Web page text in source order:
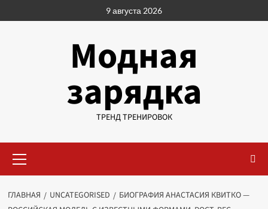
к
9 августа 2026
Модная
зарядка
ТРЕНД ТРЕНИРОВОК
меню
ГЛАВНАЯ UNCATEGORISED
БИОГРАФИЯ АНАСТАСИЯ КВИТКО —